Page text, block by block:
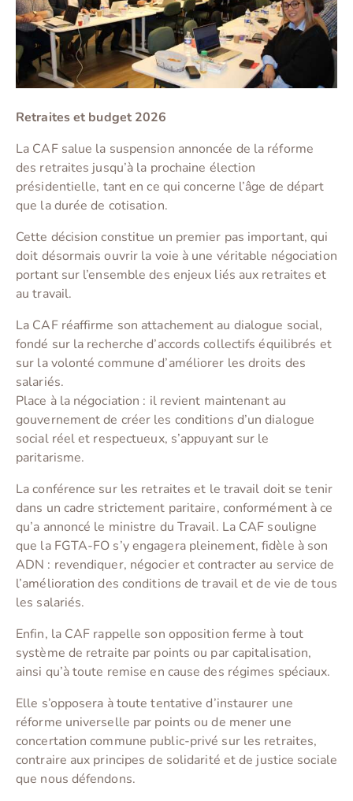
Retraiteset budget 2026
La CAF salue la suspension annoncée de la réforme
des retraites jusqu’à la prochaine élection
présidentielle, tant en ce qui concerne l’âge de départ
que la durée de cotisation.
Cette décision constitue un premier pas important, qui
doit désormais ouvrir la voie à une véritable négociation
portant sur l’ensemble des enjeux liés aux retraites et
au travail.
La CAF réaffirme son attachement au dialogue social,
fondé sur la recherche d’accords collectifs équilibrés et
sur la volonté commune d’améliorer les droits des
salariés.
Place à la négociation : il revient maintenant au
gouvernement de créer les conditions d’un dialogue
social réel et respectueux, s’appuyant sur le
paritarisme.
La conférence sur les retraites et le travail doit se tenir
dans un cadre strictement paritaire, conformément à ce
qu’a annoncé le ministre du Travail. La CAF souligne
que la FGTA-FO s’y engagera pleinement, fidèle à son
ADN : revendiquer, négocier et contracter au service de
l’amélioration des conditions de travail et de vie de tous
les salariés.
Enfin, la CAF rappelle son opposition ferme à tout
système de retraite par points ou par capitalisation,
ainsi qu’à toute remise en cause des régimes spéciaux.
Elle s’opposera à toute tentative d’instaurer une
réforme universelle par points ou de mener une
concertation commune public-privé sur les retraites,
contraire aux principes de solidarité et de justice sociale
que nous défendons.